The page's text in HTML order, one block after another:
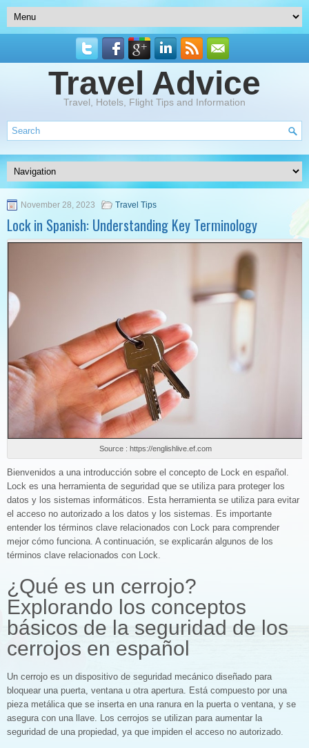
Travel Advice
Travel, Hotels, Flight Tips and Information
November 28, 2023 Travel Tips
Lock in Spanish: Understanding Key Terminology
Source : https://englishlive.ef.com
Bienvenidos a una introducción sobre el concepto de Lock en español.
Lock es una herramienta de seguridad que se utiliza para proteger los
datos y los sistemas informáticos. Esta herramienta se utiliza para evitar
el acceso no autorizado a los datos y los sistemas. Es importante
entender los términos clave relacionados con Lock para comprender
mejor cómo funciona. A continuación, se explicarán algunos de los
términos clave relacionados con Lock.
¿Qué es un cerrojo?
Explorando los conceptos
básicos de la seguridad de los
cerrojos en español
Un cerrojo es un dispositivo de seguridad mecánico diseñado para
bloquear una puerta, ventana u otra apertura. Está compuesto por una
pieza metálica que se inserta en una ranura en la puerta o ventana, y se
asegura con una llave. Los cerrojos se utilizan para aumentar la
seguridad de una propiedad, ya que impiden el acceso no autorizado.